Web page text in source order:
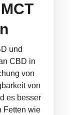
und
CBD in
von
von
es besser
Fetten wie